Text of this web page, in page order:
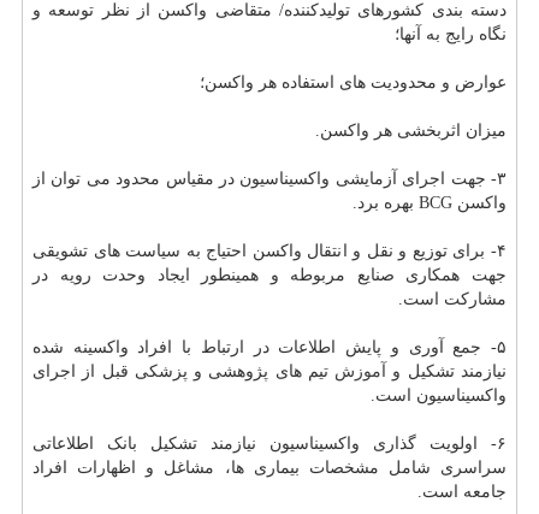
دسته بندی کشورهای تولیدکننده/ متقاضی واکسن از نظر توسعه و
نگاه رایج به آنها؛
عوارض و محدودیت های استفاده هر واکسن؛
میزان اثربخشی هر واکسن.
۳- جهت اجرای آزمایشی واکسیناسیون در مقیاس محدود می توان از
واکسن BCG بهره برد.
۴- برای توزیع و نقل و انتقال واکسن احتیاج به سیاست های تشویقی
جهت همکاری صنایع مربوطه و همینطور ایجاد وحدت رویه در
مشارکت است.
۵- جمع آوری و پایش اطلاعات در ارتباط با افراد واکسینه شده
نیازمند تشکیل و
آموزش تیم های پژوهشی و پزشکی قبل از اجرای
واکسیناسیون است.
۶- اولویت گذاری واکسیناسیون نیازمند تشکیل بانک اطلاعاتی
سراسری شامل مشخصات بیماری ها، مشاغل و اظهارات افراد
جامعه است.